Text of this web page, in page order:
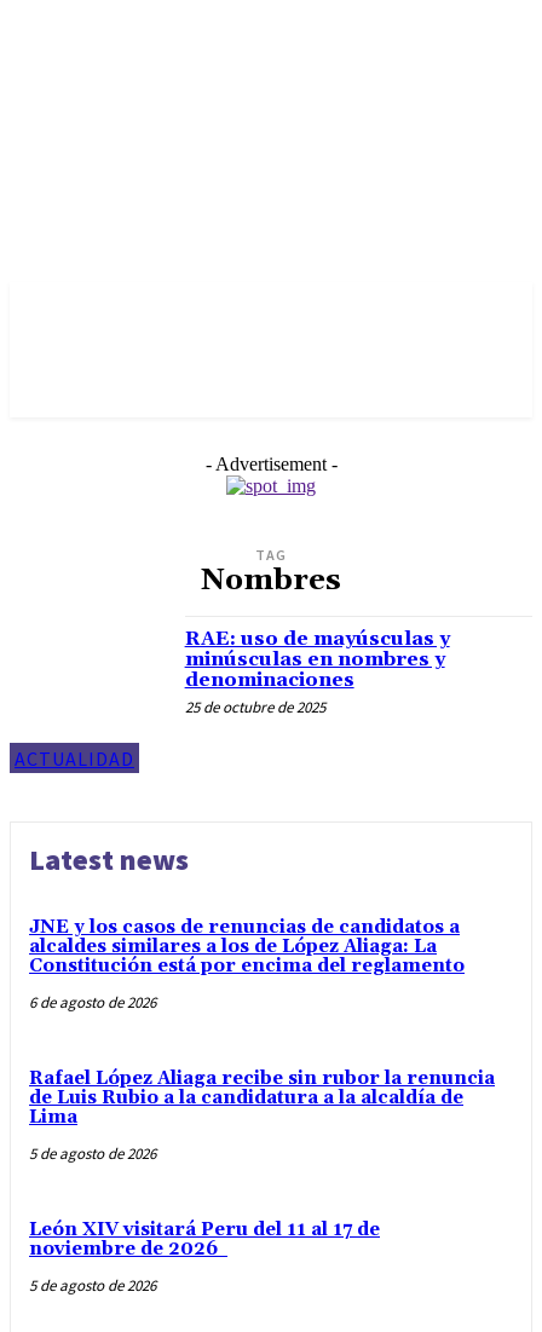
- Advertisement -
TAG
Nombres
ACTUALIDAD
RAE: uso de mayúsculas y
minúsculas en nombres y
denominaciones
25 de octubre de 2025
Latest news
JNE y los casos de renuncias de candidatos a
alcaldes similares a los de López Aliaga: La
Constitución está por encima del reglamento
6 de agosto de 2026
Rafael López Aliaga recibe sin rubor la renuncia
de Luis Rubio a la candidatura a la alcaldía de
Lima
5 de agosto de 2026
León XIV visitará Peru del 11 al 17 de
noviembre de 2026
5 de agosto de 2026